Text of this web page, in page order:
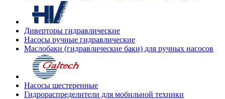
Диверторы гидравлические
Насосы ручные гидравлические
Маслобаки (гидравлические баки) для ручных насосов
Насосы шестеренные
Гидрораспределители для мобильной техники